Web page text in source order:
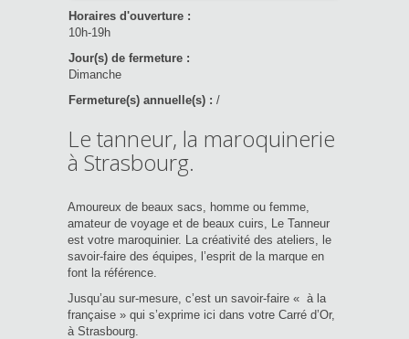
Horaires d'ouverture :
10h-19h
Jour(s) de fermeture :
Dimanche
Fermeture(s) annuelle(s) : /
Le tanneur, la maroquinerie
à Strasbourg.
Amoureux de beaux sacs, homme ou femme,
amateur de voyage et de beaux cuirs, Le Tanneur
est votre maroquinier. La créativité des ateliers, le
savoir-faire des équipes, l’esprit de la marque en
font la référence.
Jusqu’au sur-mesure, c’est un savoir-faire « à la
française » qui s’exprime ici dans votre Carré d’Or,
à Strasbourg.